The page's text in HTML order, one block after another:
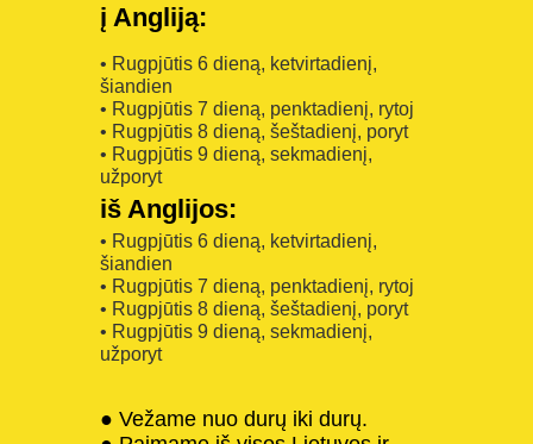
į Angliją:
• Rugpjūtis 6 dieną, ketvirtadienį,
šiandien
• Rugpjūtis 7 dieną, penktadienį, rytoj
• Rugpjūtis 8 dieną, šeštadienį, poryt
• Rugpjūtis 9 dieną, sekmadienį,
užporyt
iš Anglijos:
• Rugpjūtis 6 dieną, ketvirtadienį,
šiandien
• Rugpjūtis 7 dieną, penktadienį, rytoj
• Rugpjūtis 8 dieną, šeštadienį, poryt
• Rugpjūtis 9 dieną, sekmadienį,
užporyt
● Vežame nuo durų iki durų.